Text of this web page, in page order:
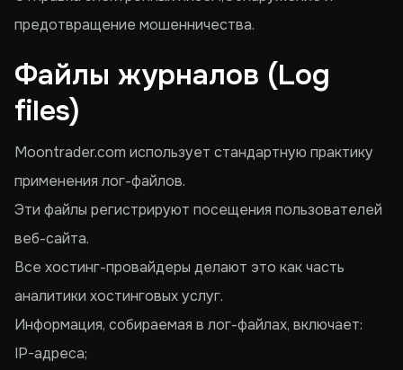
предотвращение мошенничества.
Файлы журналов (Log
files)
Moontrader.com использует стандартную практику
применения лог-файлов.
Эти файлы регистрируют посещения пользователей
веб-сайта.
Все хостинг-провайдеры делают это как часть
аналитики хостинговых услуг.
Информация, собираемая в лог-файлах, включает:
IP-адреса;